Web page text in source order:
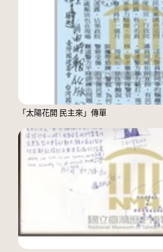
「太陽花開 民主來」傳單